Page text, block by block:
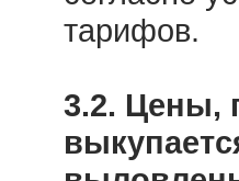
тарифов.
3.2. Цены,